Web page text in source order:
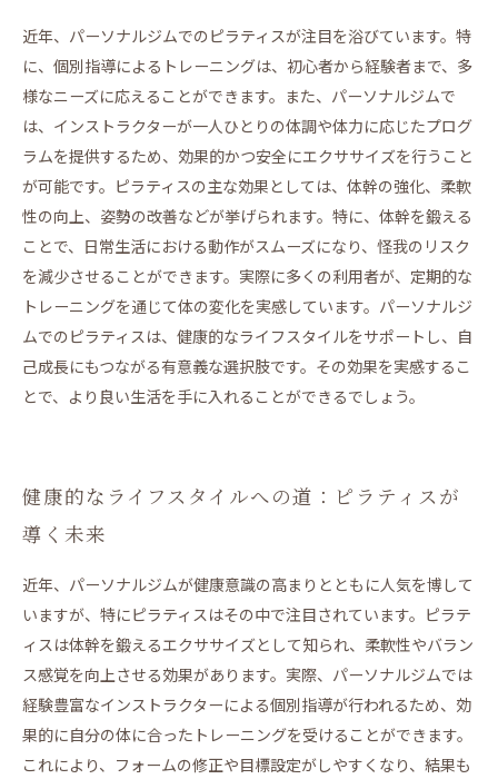
近年、パーソナルジムでのピラティスが注目を浴びています。特
に、個別指導によるトレーニングは、初心者から経験者まで、多
様なニーズに応えることができます。また、パーソナルジムで
は、インストラクターが一人ひとりの体調や体力に応じたプログ
ラムを提供するため、効果的かつ安全にエクササイズを行うこと
が可能です。ピラティスの主な効果としては、体幹の強化、柔軟
性の向上、姿勢の改善などが挙げられます。特に、体幹を鍛える
ことで、日常生活における動作がスムーズになり、怪我のリスク
を減少させることができます。実際に多くの利用者が、定期的な
トレーニングを通じて体の変化を実感しています。パーソナルジ
ムでのピラティスは、健康的なライフスタイルをサポートし、自
己成長にもつながる有意義な選択肢です。その効果を実感するこ
とで、より良い生活を手に入れることができるでしょう。
健康的なライフスタイルへの道：ピラティスが
導く未来
近年、パーソナルジムが健康意識の高まりとともに人気を博して
いますが、特にピラティスはその中で注目されています。ピラテ
ィスは体幹を鍛えるエクササイズとして知られ、柔軟性やバラン
ス感覚を向上させる効果があります。実際、パーソナルジムでは
経験豊富なインストラクターによる個別指導が行われるため、効
果的に自分の体に合ったトレーニングを受けることができます。
これにより、フォームの修正や目標設定がしやすくなり、結果も